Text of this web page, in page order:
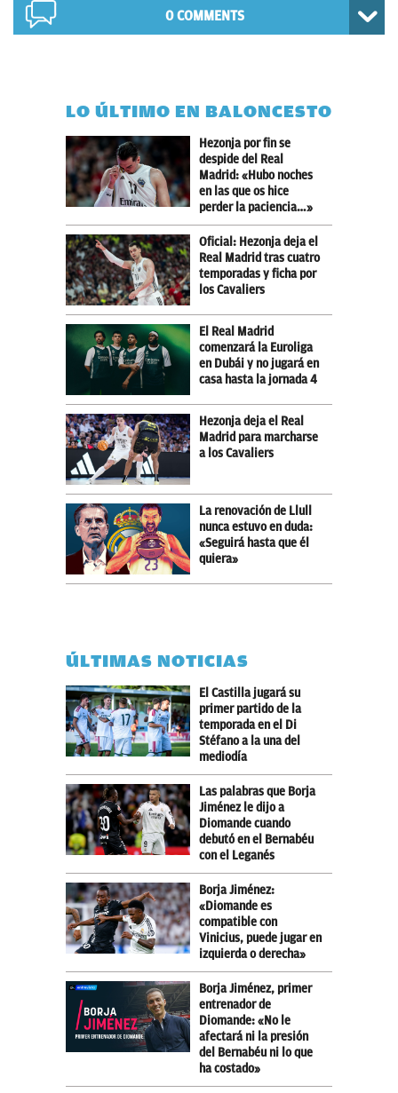
0 COMMENTS
LO ÚLTIMO EN BALONCESTO
Hezonja por fin se
despide del Real
Madrid: «Hubo noches
en las que os hice
perder la paciencia…»
Oficial: Hezonja deja el
Real Madrid tras cuatro
temporadas y ficha por
los Cavaliers
El Real Madrid
comenzará la Euroliga
en Dubái y no jugará en
casa hasta la jornada 4
Hezonja deja el Real
Madrid para marcharse
a los Cavaliers
La renovación de Llull
nunca estuvo en duda:
«Seguirá hasta que él
quiera»
ÚLTIMAS NOTICIAS
El Castilla jugará su
primer partido de la
temporada en el Di
Stéfano a la una del
mediodía
Las palabras que Borja
Jiménez le dijo a
Diomande cuando
debutó en el Bernabéu
con el Leganés
Borja Jiménez:
«Diomande es
compatible con
Vinicius, puede jugar en
izquierda o derecha»
Borja Jiménez, primer
entrenador de
Diomande: «No le
afectará ni la presión
del Bernabéu ni lo que
ha costado»